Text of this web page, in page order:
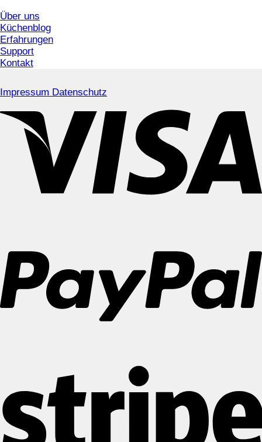
Über uns
Küchenblog
Erfahrungen
Support
Kontakt
Impressum Datenschutz